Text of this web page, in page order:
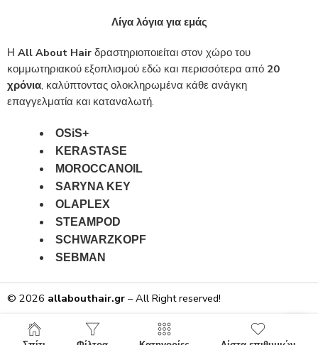
Λίγα λόγια για εμάς
Η All About Hair δραστηριοποιείται στον χώρο του
κομμωτηριακού εξοπλισμού εδώ και περισσότερα από 20
χρόνια, καλύπτοντας ολοκληρωμένα κάθε ανάγκη
επαγγελματία και καταναλωτή.
OSiS+
KERASTASE
MOROCCANOIL
SARYNA KEY
OLAPLEX
STEAMPOD
SCHWARZKOPF
SEBMAN
© 2026 allabouthair.gr – All Right reserved!